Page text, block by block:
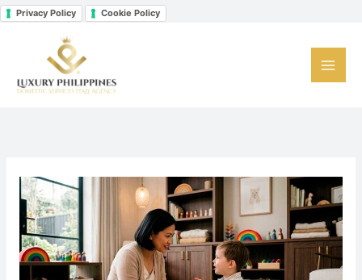
Privacy Policy Cookie Policy Vai
Facebook